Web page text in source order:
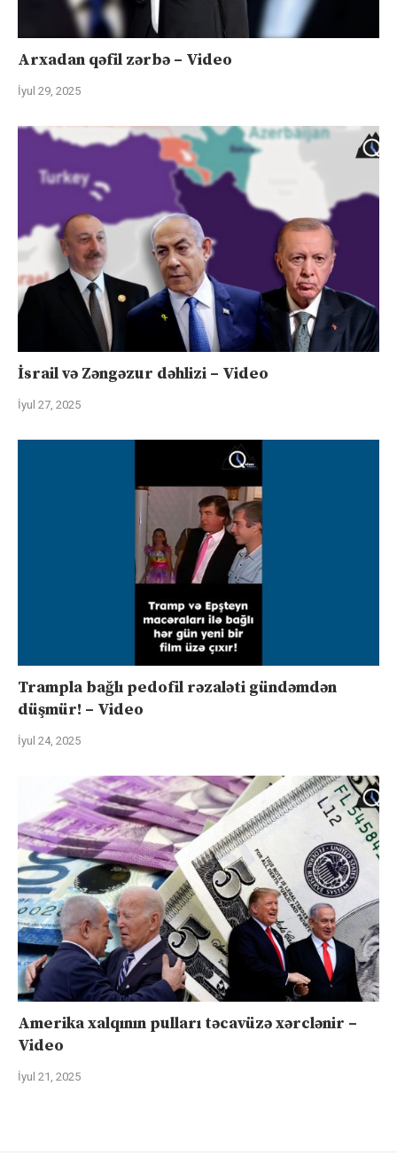
Arxadan qəfil zərbə – Video
İyul 29, 2025
İsrail və Zəngəzur dəhlizi – Video
İyul 27, 2025
Trampla bağlı pedofil rəzaləti gündəmdən
düşmür! – Video
İyul 24, 2025
Amerika xalqının pulları təcavüzə xərclənir –
Video
İyul 21, 2025